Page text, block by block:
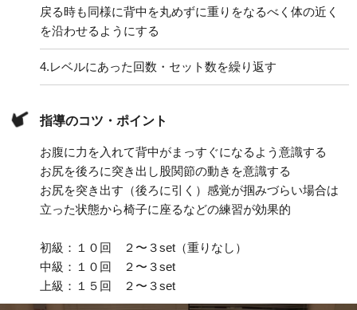
戻る時も同様に背中を丸めずに重りをなるべく体の近く
を沿わせるようにする
4.レベルにあった回数・セット数を繰り返す
指導のコツ・ポイント
お腹に力を入れて背中がまっすぐになるよう意識する
お尻を後ろに突き出し股関節の動きを意識する
お尻を突き出す（後ろに引く）感覚が掴みづらい場合は
立った状態から椅子に座るなどの練習が効果的
初級：１０回 ２〜３set（重りなし）
中級：１０回 ２〜３set
上級：１５回 ２〜３set